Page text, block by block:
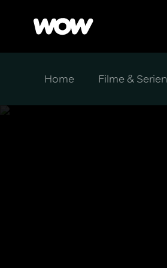
Home Filme & Serien